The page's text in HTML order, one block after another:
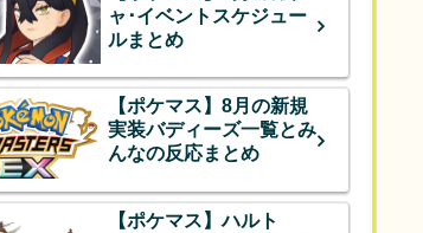
ャ･イベントスケジュー
ルまとめ
【ポケマス】8月の新規
実装バディーズ一覧とみ
んなの反応まとめ
【ポケマス】ハルト